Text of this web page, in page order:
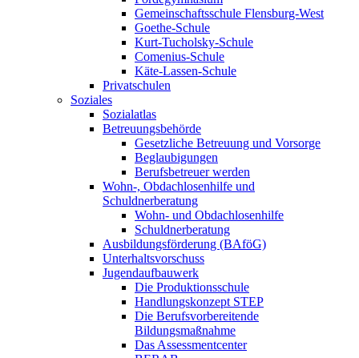
Gemeinschaftsschule Flensburg-West
Goethe-Schule
Kurt-Tucholsky-Schule
Comenius-Schule
Käte-Lassen-Schule
Privatschulen
Soziales
Sozialatlas
Betreuungsbehörde
Gesetzliche Betreuung und Vorsorge
Beglaubigungen
Berufsbetreuer werden
Wohn-, Obdachlosenhilfe und
Schuldnerberatung
Wohn- und Obdachlosenhilfe
Schuldnerberatung
Ausbildungsförderung (BAföG)
Unterhaltsvorschuss
Jugendaufbauwerk
Die Produktionsschule
Handlungskonzept STEP
Die Berufsvorbereitende
Bildungsmaßnahme
Das Assessmentcenter